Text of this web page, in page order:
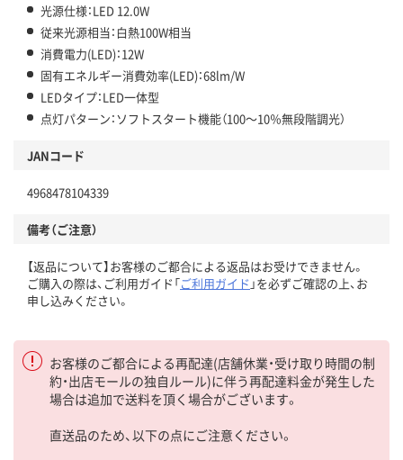
光源仕様：LED 12.0W
従来光源相当：白熱100W相当
消費電力(LED)：12W
固有エネルギー消費効率(LED)：68lm/W
LEDタイプ：LED一体型
点灯パターン：ソフトスタート機能（100～10％無段階調光）
JANコード
4968478104339
備考（ご注意）
【返品について】お客様のご都合による返品はお受けできません。
ご購入の際は、ご利用ガイド「ご利用ガイド 」を必ずご確認の上、お
申し込みください。
お客様のご都合による再配達(店舗休業・受け取り時間の制
約・出店モールの独自ルール)に伴う再配達料金が発生した
場合は追加で送料を頂く場合がございます。
直送品のため、以下の点にご注意ください。